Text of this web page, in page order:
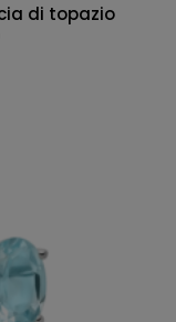
di topazio